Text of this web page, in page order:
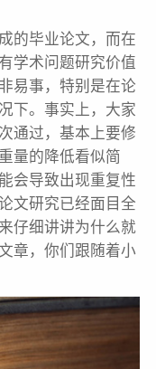
的毕业论文，而在
学术问题研究价值
易事，特别是在论
下。事实上，大家
通过，基本上要修
量的降低看似简
会导致出现重复性
文研究已经面目全
仔细讲讲为什么就
章，你们跟随着小